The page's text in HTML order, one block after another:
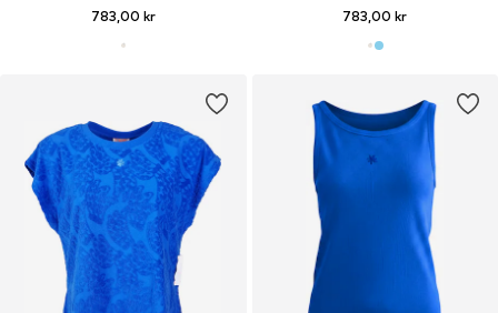
783,00 kr 783,00 kr